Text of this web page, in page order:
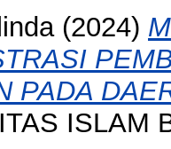
(2024)
PADA
ISLAM